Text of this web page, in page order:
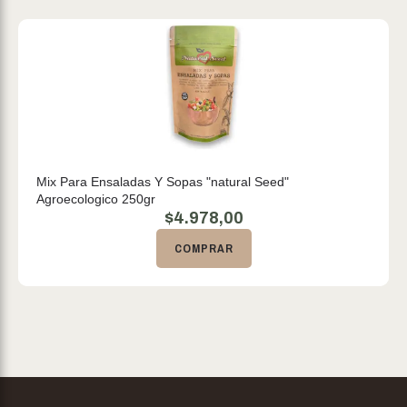
Mix Para Ensaladas Y Sopas "natural Seed"
Agroecologico 250gr
$4.978,00
COMPRAR